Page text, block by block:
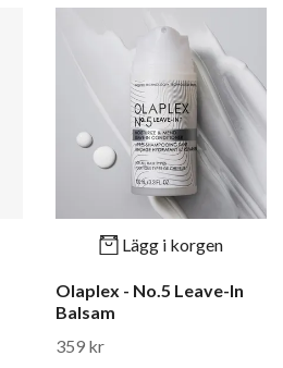
Lägg i korgen
Olaplex - No.5 Leave-In
Balsam
359 kr